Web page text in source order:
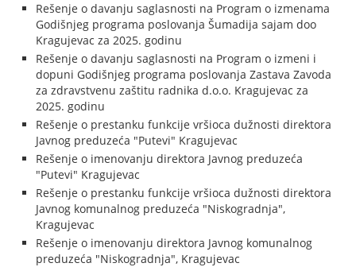
Rešenje o davanju saglasnosti na Program o izmenama
Godišnjeg programa poslovanja Šumadija sajam doo
Kragujevac za 2025. godinu
Rešenje o davanju saglasnosti na Program o izmeni i
dopuni Godišnjeg programa poslovanja Zastava Zavoda
za zdravstvenu zaštitu radnika d.o.o. Kragujevac za
2025. godinu
Rešenje o prestanku funkcije vršioca dužnosti direktora
Javnog preduzeća "Putevi" Kragujevac
Rešenje o imenovanju direktora Javnog preduzeća
"Putevi" Kragujevac
Rešenje o prestanku funkcije vršioca dužnosti direktora
Javnog komunalnog preduzeća "Niskogradnja",
Kragujevac
Rešenje o imenovanju direktora Javnog komunalnog
preduzeća "Niskogradnja", Kragujevac